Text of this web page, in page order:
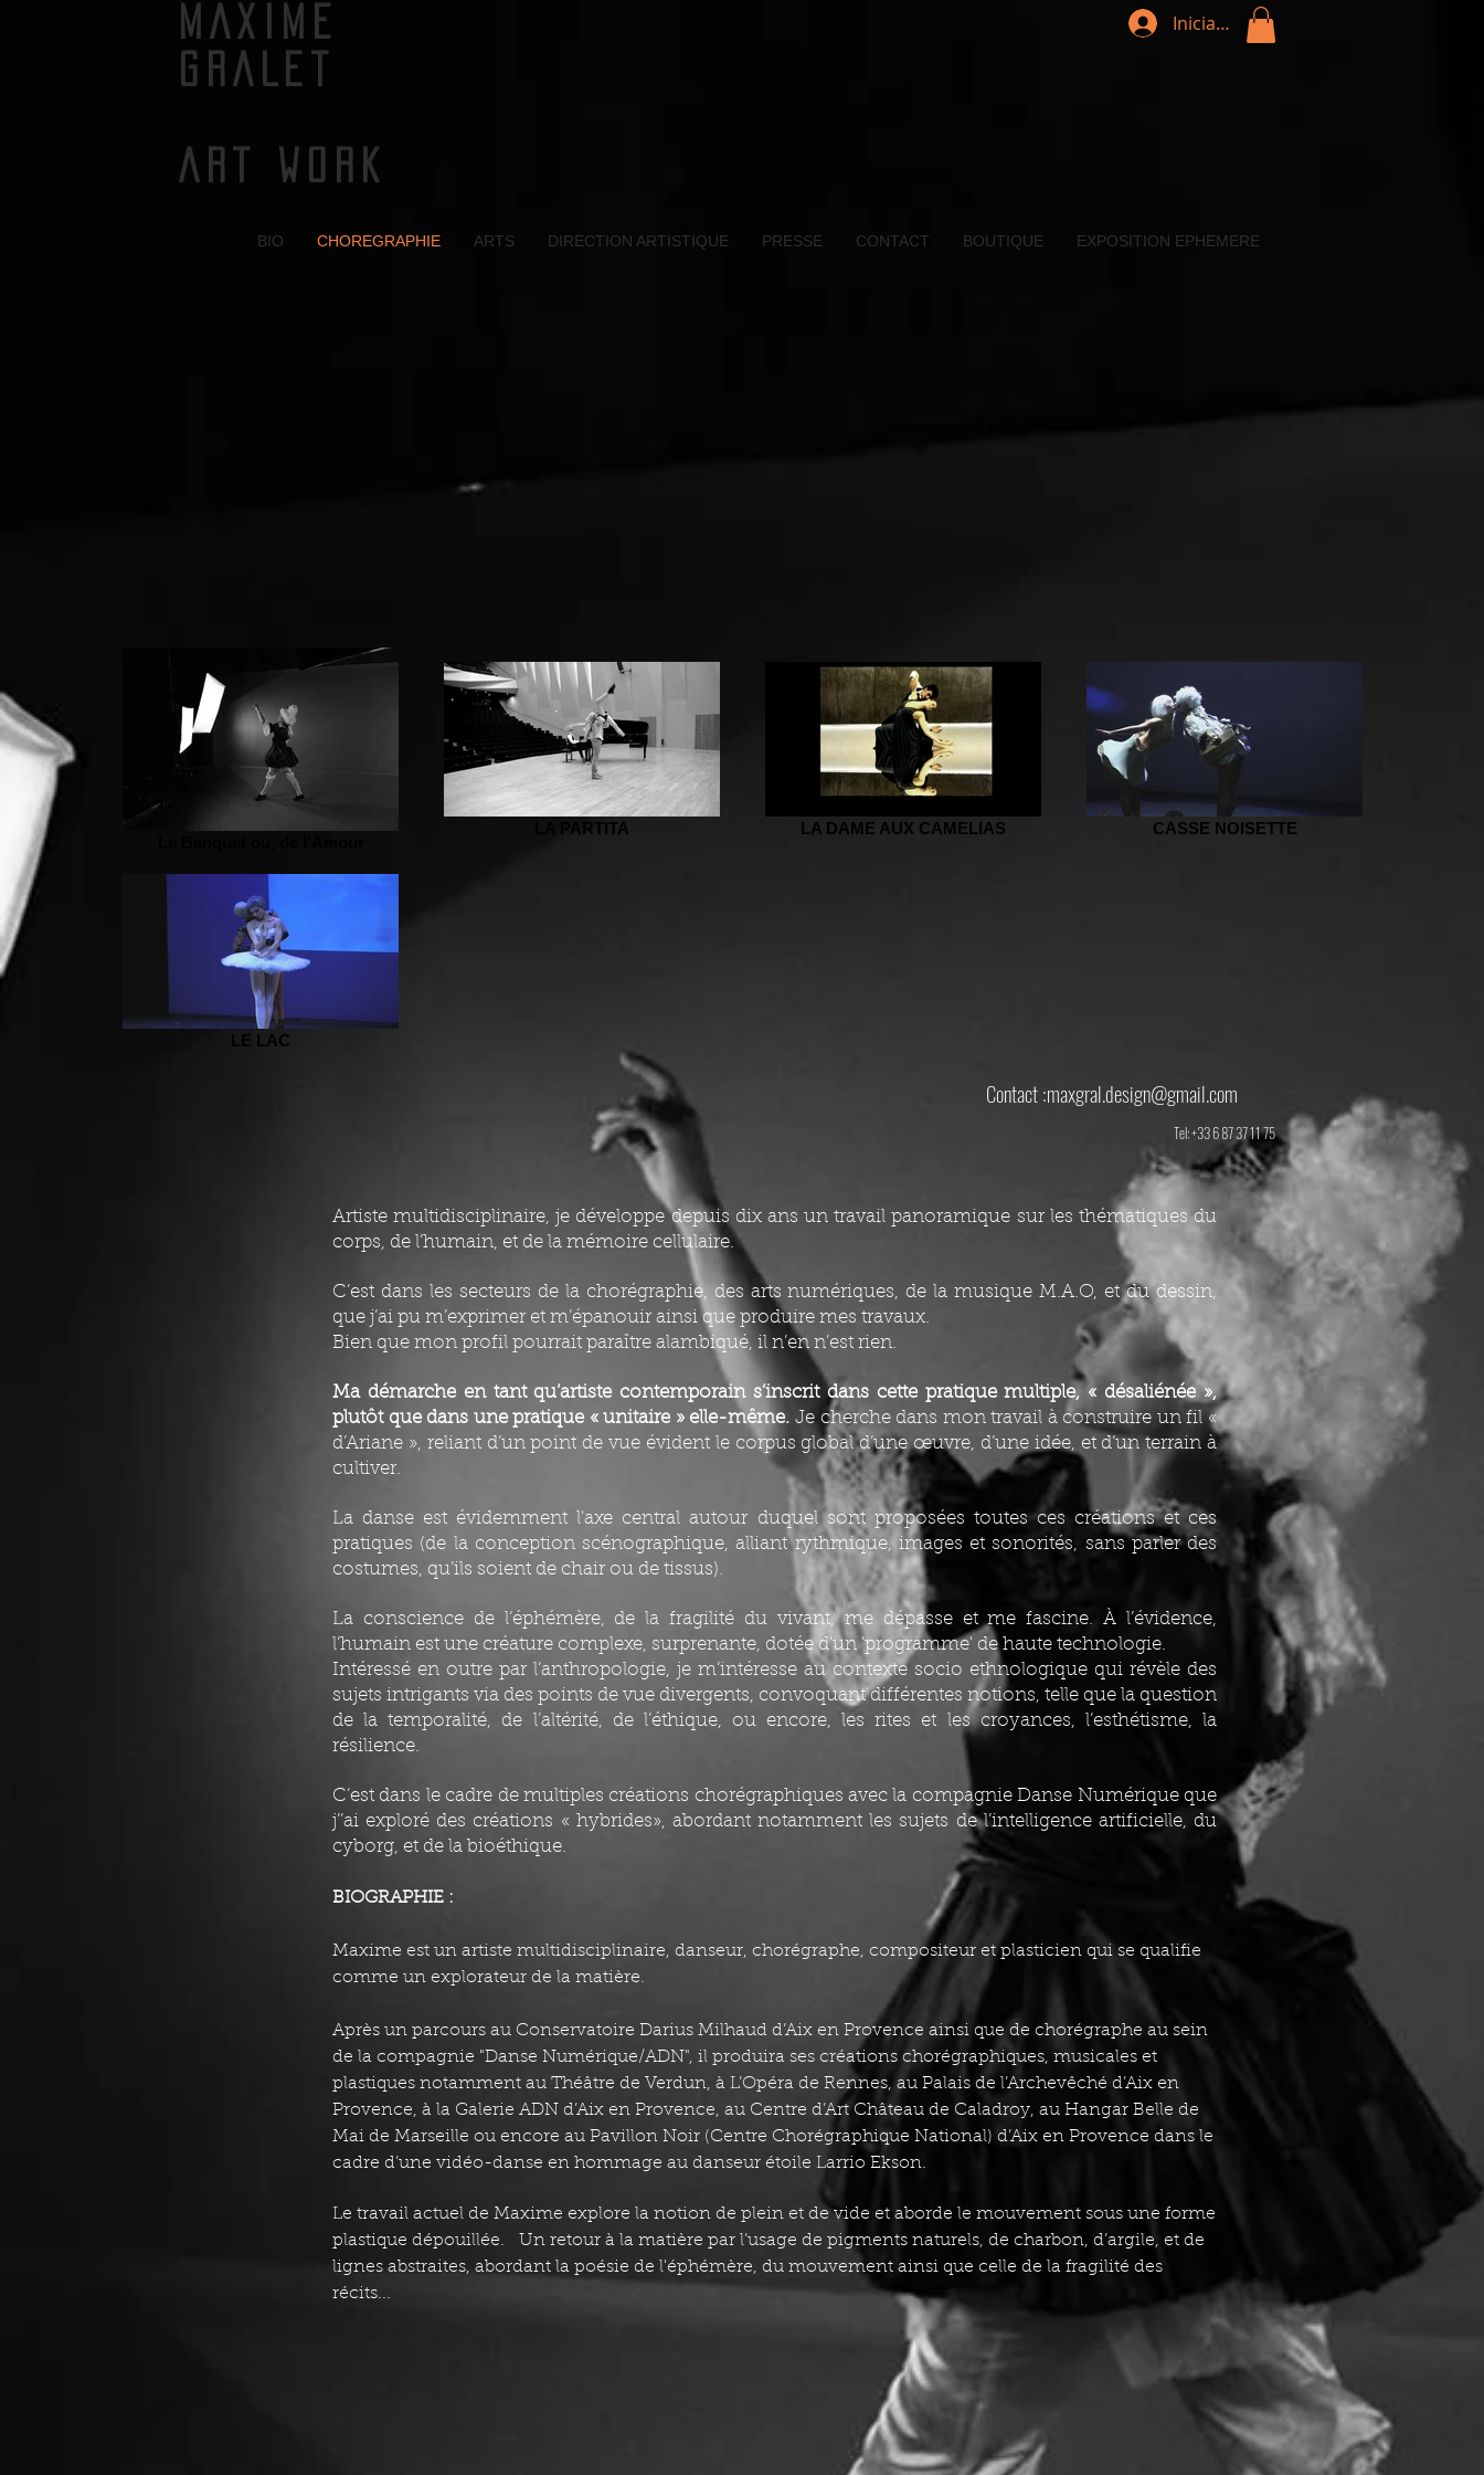
MAXIME
GRALET
ART WORK
Iniciar sesión
BIO CHOREGRAPHIE ARTS DIRECTION ARTISTIQUE PRESSE CONTACT BOUTIQUE EXPOSITION EPHEMERE
LA PARTITA LA DAME AUX CAMELIAS CASSE NOISETTE
LE LAC
Contact :maxgral.design@gmail.com
Tel: +33 6 87 37 11 75
Artiste multidisciplinaire, je développe depuis dix ans un travail panoramique sur les thématiques du
corps, de l’humain, et de la mémoire cellulaire.
C’est dans les secteurs de la chorégraphie, des arts numériques, de la musique M.A.O, et du dessin,
que j’ai pu m’exprimer et m’épanouir ainsi que produire mes travaux.
Bien que mon profil pourrait paraître alambiqué, il n’en n’est rien.
Ma démarche en tant qu’artiste contemporain s’inscrit dans cette pratique multiple, « désaliénée »,
plutôt que dans une pratique « unitaire » elle-même. Je cherche dans mon travail à construire un fil «
d’Ariane », reliant d’un point de vue évident le corpus global d’une œuvre, d’une idée, et d’un terrain à
cultiver.
La danse est évidemment l'axe central autour duquel sont proposées toutes ces créations et ces
pratiques (de la conception scénographique, alliant rythmique, images et sonorités, sans parler des
costumes, qu’ils soient de chair ou de tissus).
La conscience de l’éphémère, de la fragilité du vivant, me dépasse et me fascine. À l’évidence,
l’humain est une créature complexe, surprenante, dotée d'un 'programme' de haute technologie.
Intéressé en outre par l’anthropologie, je m’intéresse au contexte socio ethnologique qui révèle des
sujets intrigants via des points de vue divergents, convoquant différentes notions, telle que la question
de la temporalité, de l’altérité, de l’éthique, ou encore, les rites et les croyances, l’esthétisme, la
résilience.
C’est dans le cadre de multiples créations chorégraphiques avec la compagnie Danse Numérique que
j’’ai exploré des créations « hybrides», abordant notamment les sujets de l’intelligence artificielle, du
cyborg, et de la bioéthique.
BIOGRAPHIE :
Maxime est un artiste multidisciplinaire, danseur, chorégraphe, compositeur et plasticien qui se qualifie
comme un explorateur de la matière.
Après un parcours au Conservatoire Darius Milhaud d’Aix en Provence ainsi que de chorégraphe au sein
de la compagnie "Danse Numérique/ADN", il produira ses créations chorégraphiques, musicales et
plastiques notamment au Théâtre de Verdun, à L’Opéra de Rennes, au Palais de l’Archevêché d’Aix en
Provence, à la Galerie ADN d’Aix en Provence, au Centre d’Art Château de Caladroy, au Hangar Belle de
Mai de Marseille ou encore au Pavillon Noir (Centre Chorégraphique National) d’Aix en Provence dans le
cadre d’une vidéo-danse en hommage au danseur étoile Larrio Ekson.
Le travail actuel de Maxime explore la notion de plein et de vide et aborde le mouvement sous une forme
plastique dépouillée. Un retour à la matière par l’usage de pigments naturels, de charbon, d’argile, et de
lignes abstraites, abordant la poésie de l'éphémère, du mouvement ainsi que celle de la fragilité des
récits...